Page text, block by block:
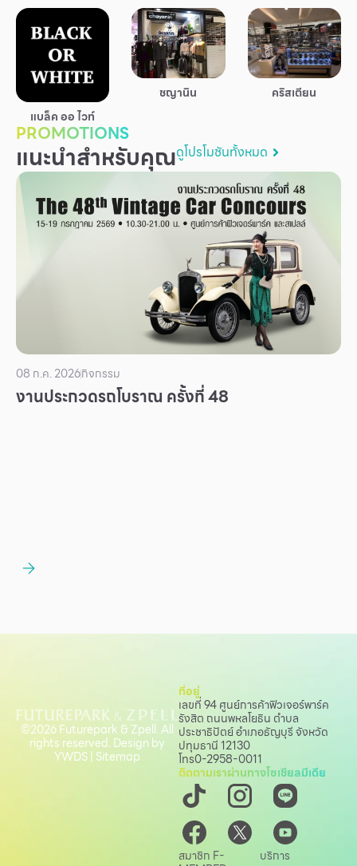
กิจกรรมและโปรโมชั่น
ข้อเสนอพิเศษ
สำหรับนักท่องเที่ยว
มีอะไรใหม่
แผนผังร้านค้า
บริการ
เพื่อสังคม
ฟิวเจอร์ซิตี้
เกี่ยวกับเรา
ตำแหน่งงาน
สมัครงาน
แบล็ค ออ ไวท์
ชญานิน คริสเตียน
PROMOTIONS
แนะนำสำหรับคุณดูโปรโมชันทั้งหมด
08 ก.ค. 2026กิจกรรม
งานประกวดรถโบราณ ครั้งที่ 48
ที่อยู่
เลขที่ 94 ศูนย์การค้าฟิวเจอร์พาร์ค
รังสิต ถนนพหลโยธิน ตำบล
ประชาธิปัตย์ อำเภอธัญบุรี จังหวัด
ปทุมธานี 12130
โทร0-2958-0011
ติดตามเราผ่านทางโซเชียลมีเดีย
สมาชิก F- บริการ
©2026 Futurepark & Zpell. All
rights reserved. Design by
YWDS| Sitemap